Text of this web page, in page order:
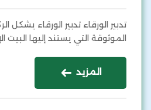
تدبير الورقاء تدبير الورقاء يشكل
الموثوقة التي يستند إليها البيت
المزيد